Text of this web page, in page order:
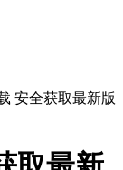
安全获取最新版